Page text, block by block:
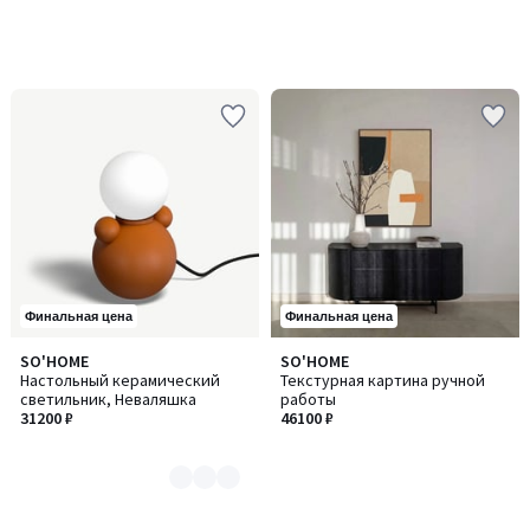
Финальная цена
SO'HOME
Настольный керамический
светильник, Неваляшка
31200 ₽
Количество
цветов:
4
Финальная цена
SO'HOME
Текстурная картина ручной
работы
46100 ₽